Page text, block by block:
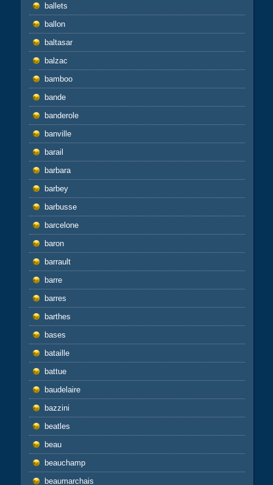
ballets
ballon
baltasar
balzac
bamboo
bande
banderole
banville
barail
barbara
barbey
barbusse
barcelone
baron
barrault
barre
barres
barthes
bases
bataille
battue
baudelaire
bazzini
beatles
beau
beauchamp
beaumarchais